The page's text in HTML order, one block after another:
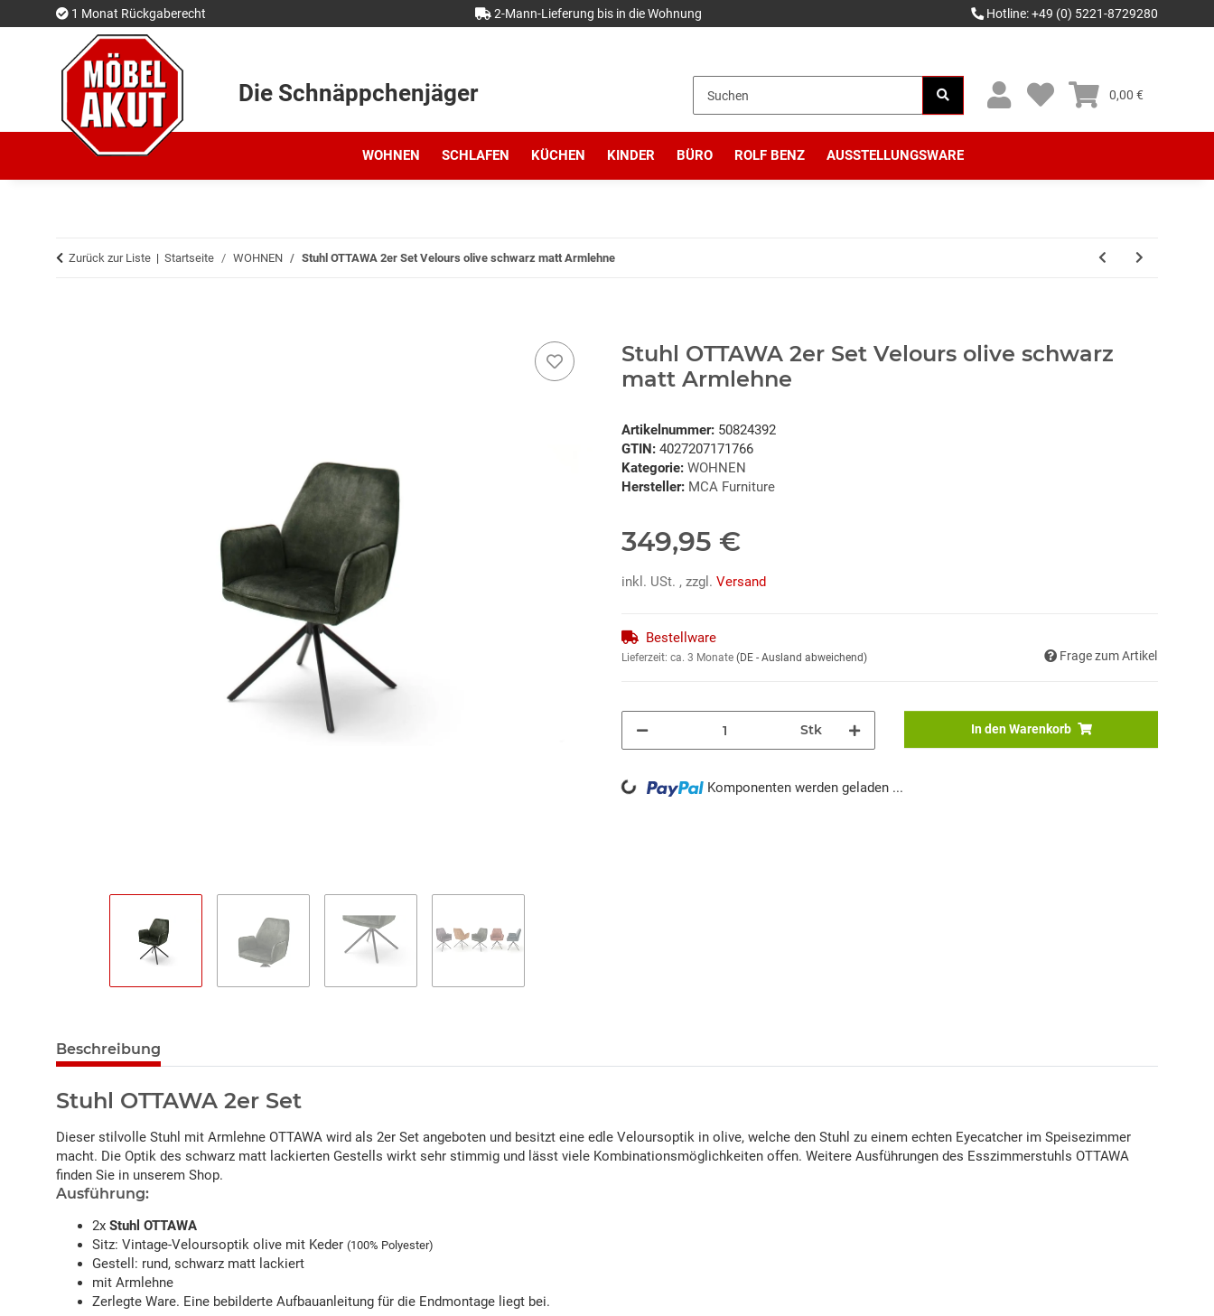
1 Monat Rückgaberecht 2-Mann-Lieferung bis in die Wohnung Hotline: +49 (0) 5221-8729280
Die Schnäppchenjäger 0,00 €
WOHNEN SCHLAFEN KÜCHEN KINDER BÜRO ROLF BENZ AUSSTELLUNGSWARE
Zurück zur Liste Startseite WOHNEN Stuhl OTTAWA 2er Set Velours olive schwarz matt Armlehne
Stuhl OTTAWA 2er Set Velours olive schwarz
matt Armlehne
Artikelnummer: 50824392
GTIN: 4027207171766
Kategorie: WOHNEN
Hersteller: MCA Furniture
349,95 €
inkl. USt. , zzgl. Versand
Bestellware
Lieferzeit: ca. 3 Monate (DE - Ausland abweichend) Frage zum Artikel
Stk In den Warenkorb
Loading... Komponenten werden geladen ...
Beschreibung
Stuhl OTTAWA 2er Set
Dieser stilvolle Stuhl mit Armlehne OTTAWA wird als 2er Set angeboten und besitzt eine edle Veloursoptik in olive, welche den Stuhl zu einem echten Eyecatcher im Speisezimmer
macht. Die Optik des schwarz matt lackierten Gestells wirkt sehr stimmig und lässt viele Kombinationsmöglichkeiten offen. Weitere Ausführungen des Esszimmerstuhls OTTAWA
finden Sie in unserem Shop.
Ausführung:
2x Stuhl OTTAWA
Sitz: Vintage-Veloursoptik olive mit Keder (100% Polyester)
Gestell: rund, schwarz matt lackiert
mit Armlehne
Zerlegte Ware. Eine bebilderte Aufbauanleitung für die Endmontage liegt bei.